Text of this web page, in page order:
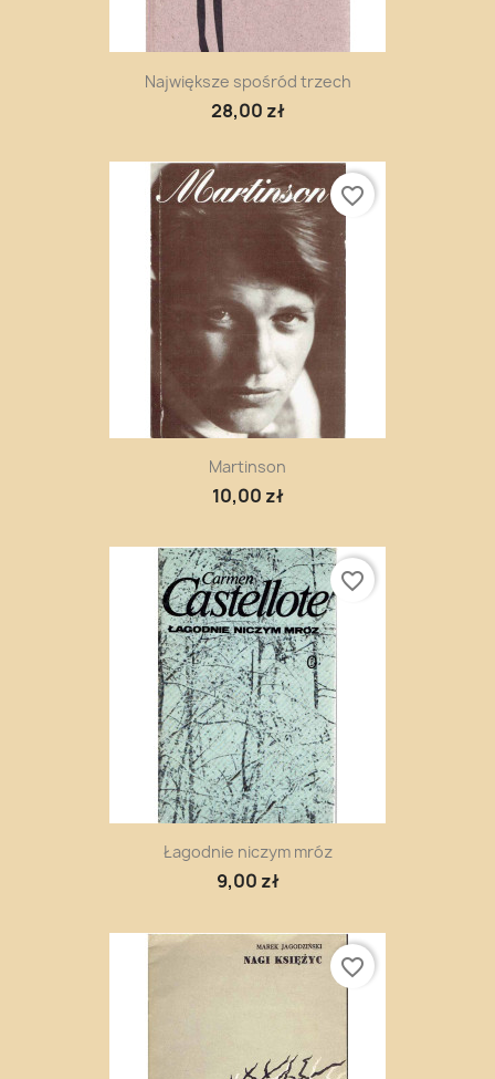
Największe spośród trzech
28,00 zł
Martinson
10,00 zł
favorite_border
Łagodnie niczym mróz
9,00 zł
favorite_border
favorite_border